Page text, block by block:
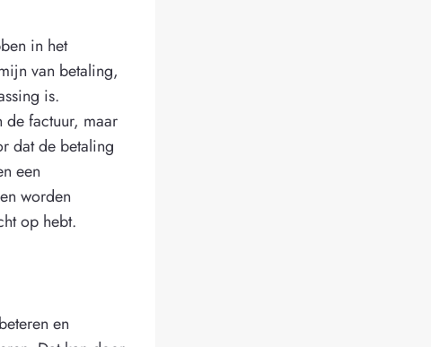
in het
van betaling,
is.
de factuur, maar
dat de betaling
een
worden
op hebt.
en